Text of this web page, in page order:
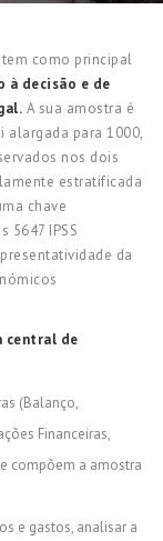
tem como principal
à decisão e de
A sua amostra é
alargada para 1000,
nos dois
estratificada
chave
5647 IPSS
da
central de
(Balanço,
Financeiras,
compõem a amostra
e gastos, analisar a